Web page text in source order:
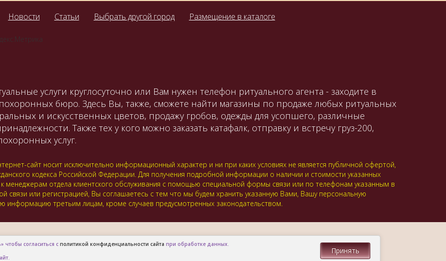
Новости Статьи Выбрать другой город Размещение в каталоге
услуги круглосуточно или Вам нужен телефон ритуального агента - заходите в
бюро. Здесь Вы, также, сможете найти магазины по продаже любых ритуальных
и искусственных цветов, продажу гробов, одежды для усопшего, различные
Также тех у кого можно заказать катафалк, отправку и встречу груз-200,
услуг.
сайт носит исключительно информационный характер и ни при каких условиях не является публичной офертой,
кодекса Российской Федерации. Для получения подробной информации о наличии и стоимости указанных
к менеджерам отдела клиентского обслуживания с помощью специальной формы связи или по телефонам указанным в
связи или регистрацией, Вы соглашаетесь с тем что мы будем хранить указанную Вами, Вашу персональную
третьим лицам, кроме случаев предусмотренных законодательством.
чтобы согласиться сполитикой конфиденциальности сайта при обработке данных.
Принять